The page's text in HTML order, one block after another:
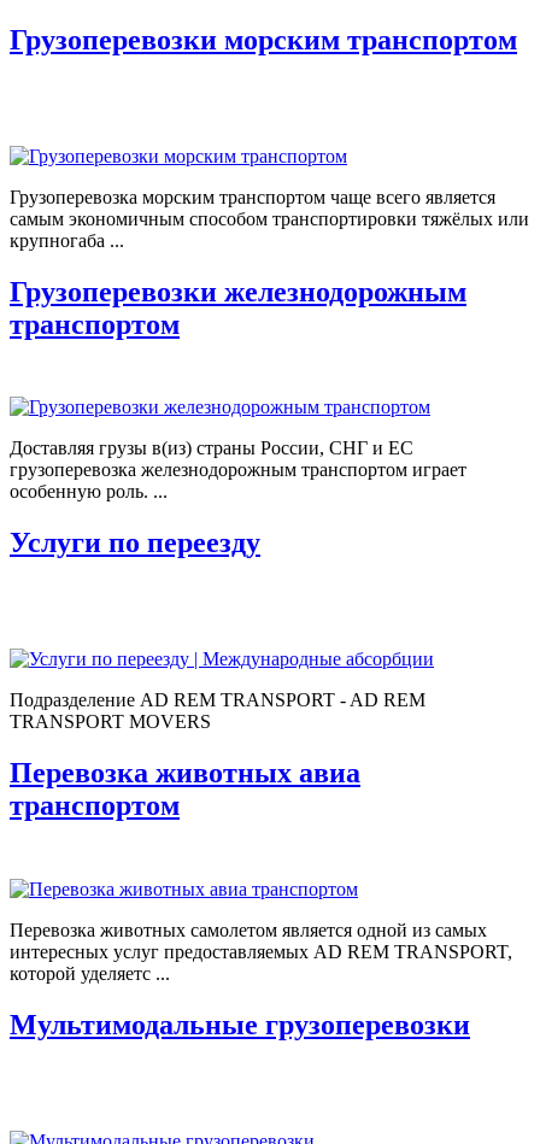
Грузоперевозки морским транспортом
Грузоперевозка морским транспортом чаще всего является
самым экономичным способом транспортировки тяжёлых или
крупногаба ...
Грузоперевозки железнодорожным
транспортом
Доставляя грузы в(из) страны России, СНГ и ЕС
грузоперевозка железнодорожным транспортом играет
особенную роль. ...
Услуги по переезду
Подразделение AD REM TRANSPORT - AD REM
TRANSPORT MOVERS
Перевозка животных авиа
транспортом
Перевозка животных самолетом является одной из самых
интересных услуг предоставляемых AD REM TRANSPORT,
которой уделяетс ...
Мультимодальные грузоперевозки